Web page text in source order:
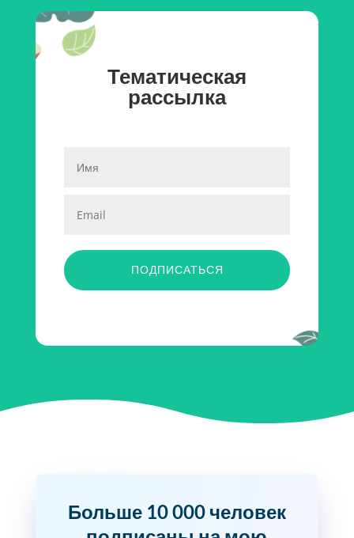
Тематическая
рассылка
ПОДПИСАТЬСЯ
Больше 10 000 человек